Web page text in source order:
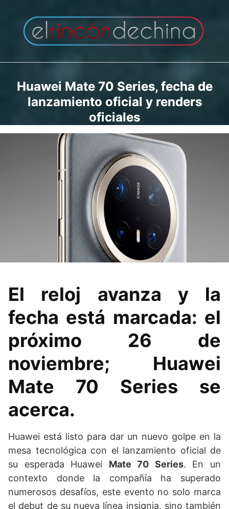
contenido
Huawei Mate 70 Series, fecha de
lanzamiento oficial y renders
oficiales
El reloj avanza y la
fecha está marcada: el
próximo 26 de
noviembre; Huawei
Mate 70 Series se
acerca.
Huawei está listo para dar un nuevo golpe en la
mesa tecnológica con el lanzamiento oficial de
su esperada Huawei Mate 70 Series. En un
contexto donde la compañía ha superado
numerosos desafíos, este evento no solo marca
el debut de su nueva línea insignia, sino también